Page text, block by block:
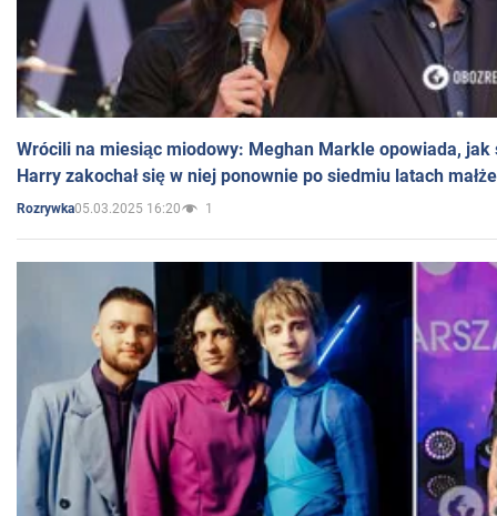
Wrócili na miesiąc miodowy: Meghan Markle opowiada, jak
Harry zakochał się w niej ponownie po siedmiu latach
Rozrywka05.03.2025 16:20 1